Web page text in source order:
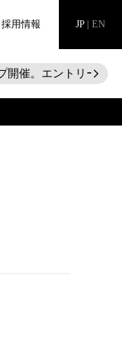
採用情報 JP EN
。エントリー受付中！
arrow_forward_ios